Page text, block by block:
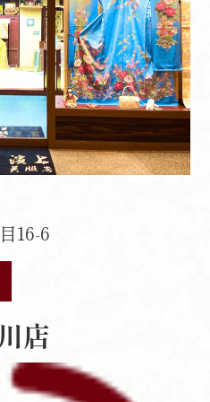
16-6
店